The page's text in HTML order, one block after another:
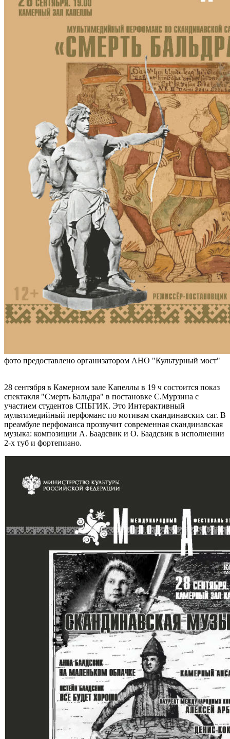
фото предоставлено организатором АНО "Культурный мост"
28 сентября в Камерном зале Капеллы в 19 ч состоится показ
спектакля "Смерть Бальдра" в постановке С.Мурзина с
участием студентов СПБГИК. Это Интерактивный
мультимедийный перфоманс по мотивам скандинавских саг. В
преамбуле перфоманса прозвучит современная скандинавская
музыка: композиции А. Баадсвик и О. Баадсвик в исполнении
2-х туб и фортепиано.